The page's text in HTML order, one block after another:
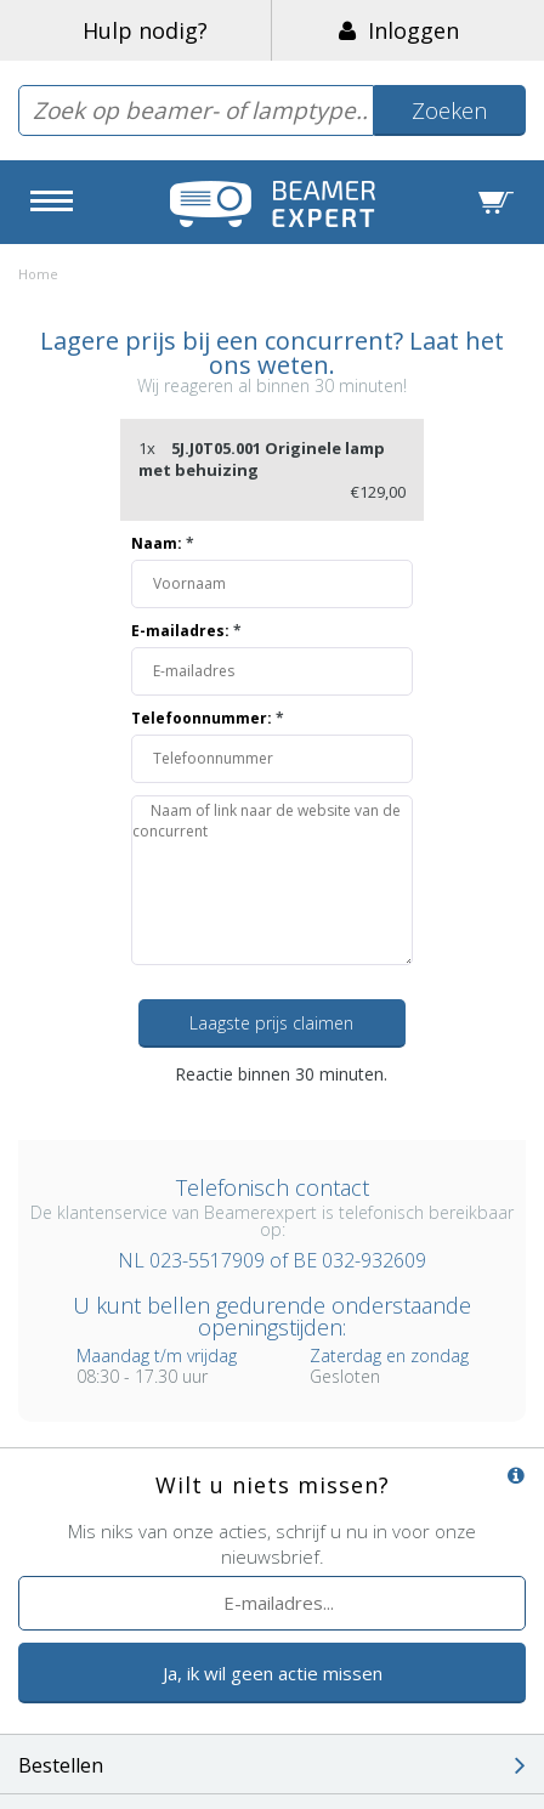
Hulp nodig? Inloggen
Zoeken
Home
Lagere prijs bij een concurrent? Laat het
ons weten.
Wij reageren al binnen 30 minuten!
1x
5J.J0T05.001 Originele lamp
met behuizing
€129,00
Naam: *
E-mailadres: *
Telefoonnummer: *
Laagste prijs claimen
Reactie binnen 30 minuten.
Telefonisch contact
De klantenservice van Beamerexpert is telefonisch bereikbaar
op:
NL 023-5517909 of BE 032-932609
U kunt bellen gedurende onderstaande
openingstijden:
Maandag t/m vrijdag
08:30 - 17.30 uur
Zaterdag en zondag
Gesloten
Wilt u niets missen?
Mis niks van onze acties, schrijf u nu in voor onze
nieuwsbrief.
Ja, ik wil geen actie missen
Bestellen